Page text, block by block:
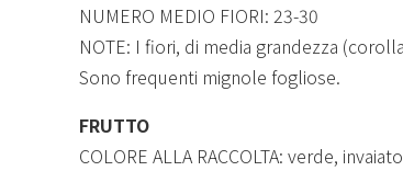
NUMERO MEDIO FIORI: 23-30
NOTE: I fiori, di media grandezza
Sono frequenti mignole fogliose.
FRUTTO
COLORE ALLA RACCOLTA: verde,